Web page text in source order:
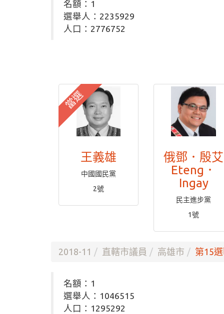
名額：1
選舉人：2235929
人口：2776752
當選
王義雄
中國國民黨
2號
俄鄧．殷艾
Eteng．
Ingay
民主進步黨
1號
2018-11 直轄市議員 高雄市 第15
名額：1
選舉人：1046515
人口：1295292